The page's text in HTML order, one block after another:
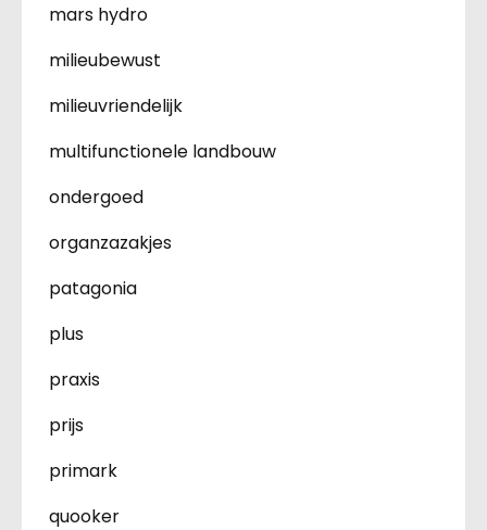
mars hydro
milieubewust
milieuvriendelijk
multifunctionele landbouw
ondergoed
organzazakjes
patagonia
plus
praxis
prijs
primark
quooker